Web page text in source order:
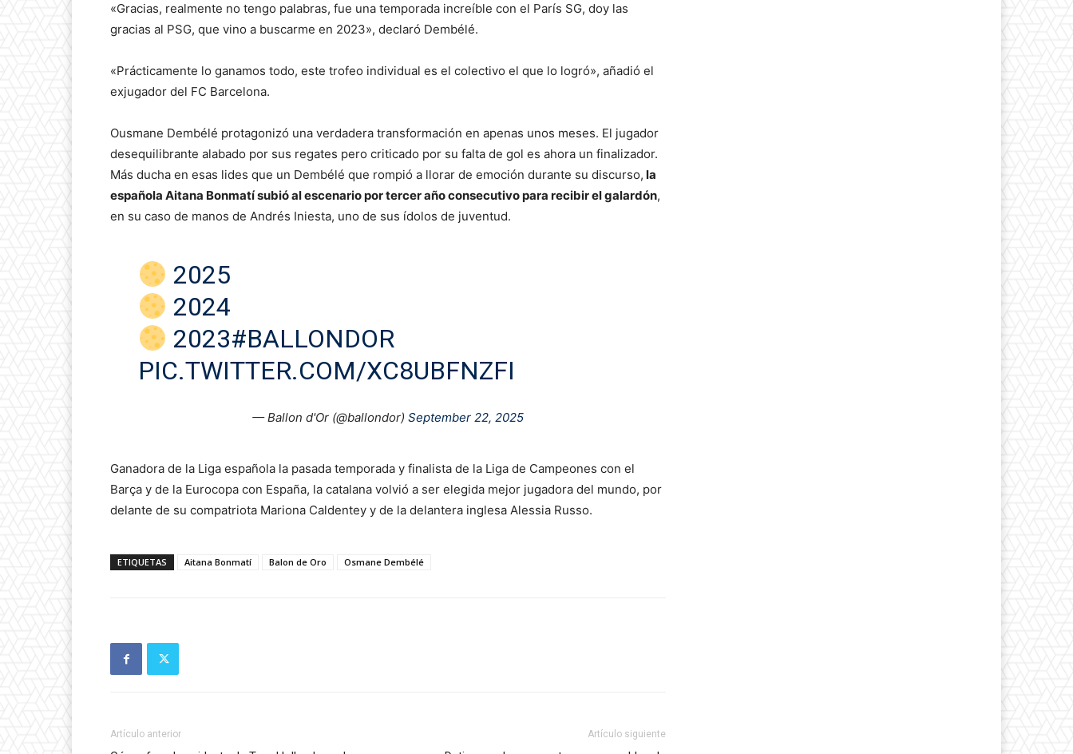
«Gracias, realmente no tengo palabras, fue una temporada increíble con el París SG, doy las
gracias al PSG, que vino a buscarme en 2023», declaró Dembélé.
«Prácticamente lo ganamos todo, este trofeo individual es el colectivo el que lo logró», añadió el
exjugador del FC Barcelona.
Ousmane Dembélé protagonizó una verdadera transformación en apenas unos meses. El jugador
desequilibrante alabado por sus regates pero criticado por su falta de gol es ahora un finalizador.
Más ducha en esas lides que un Dembélé que rompió a llorar de emoción durante su discurso, la
española Aitana Bonmatí subió al escenario por tercer año consecutivo para recibir el galardón,
en su caso de manos de Andrés Iniesta, uno de sus ídolos de juventud.
2025
2024
2023#BALLONDOR
PIC.TWITTER.COM/XC8UBFNZFI
— Ballon d'Or (@ballondor) September 22, 2025
Ganadora de la Liga española la pasada temporada y finalista de la Liga de Campeones con el
Barça y de la Eurocopa con España, la catalana volvió a ser elegida mejor jugadora del mundo, por
delante de su compatriota Mariona Caldentey y de la delantera inglesa Alessia Russo.
ETIQUETAS Aitana Bonmatí Balon de Oro Osmane Dembélé
Artículo anterior Artículo siguiente